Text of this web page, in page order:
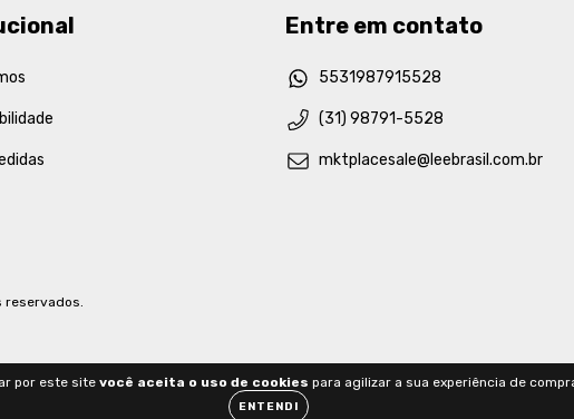
por este site você aceita o uso de cookies para agilizar a sua experiência de
ENTENDI
Entre em contato
5531987915528
(31) 98791-5528
mktplacesale@leebrasil.com.br
reservados.